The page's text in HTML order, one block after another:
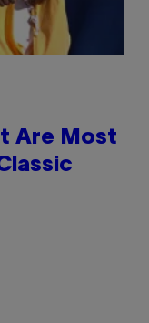
Are Most